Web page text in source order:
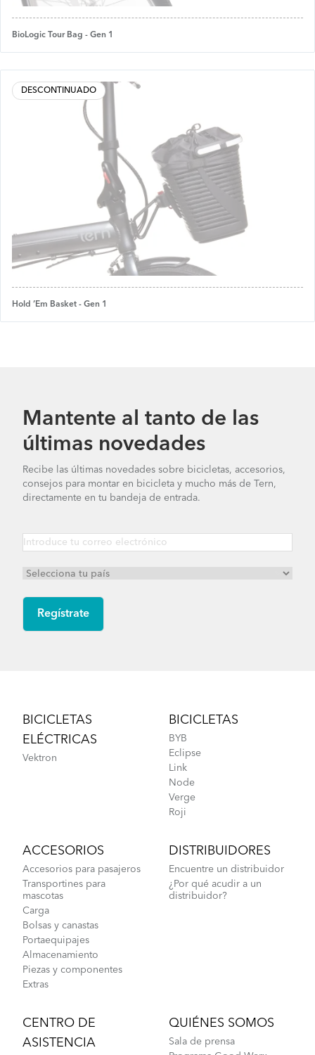
BioLogic Tour Bag - Gen 1
DESCONTINUADO
Hold ’Em Basket - Gen 1
Mantente al tanto de las
últimas novedades
Recibe las últimas novedades sobre bicicletas, accesorios,
consejos para montar en bicicleta y mucho más de Tern,
directamente en tu bandeja de entrada.
BICICLETAS
ELÉCTRICAS
Vektron
BICICLETAS
BYB
Eclipse
Link
Node
Verge
Roji
ACCESORIOS
Accesorios para pasajeros
Transportines para
mascotas
Carga
Bolsas y canastas
Portaequipajes
Almacenamiento
Piezas y componentes
Extras
DISTRIBUIDORES
Encuentre un distribuidor
¿Por qué acudir a un
distribuidor?
CENTRO DE
ASISTENCIA
QUIÉNES SOMOS
Sala de prensa